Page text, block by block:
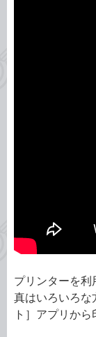
プリンターを
真はいろいろな
ト］アプリか